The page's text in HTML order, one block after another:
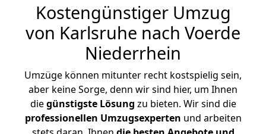
Kostengünstiger Umzug
von Karlsruhe nach Voerde
Niederrhein
Umzüge können mitunter recht kostspielig sein,
aber keine Sorge, denn wir sind hier, um Ihnen
diegünstigste Lösung zu bieten. Wir sind die
professionellen Umzugsexperten und arbeiten